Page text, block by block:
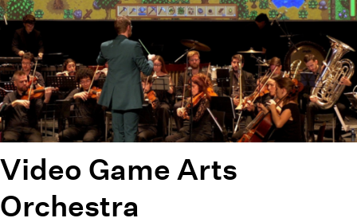
Video Game Arts
Orchestra